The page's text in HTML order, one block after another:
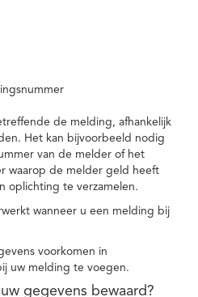
de melding, afhankelijk
Het kan bijvoorbeeld nodig
van de melder of het
waarop de melder geld heeft
oplichting te verzamelen.
wanneer u een melding bij
voorkomen in
uw melding te voegen.
gegevens bewaard?